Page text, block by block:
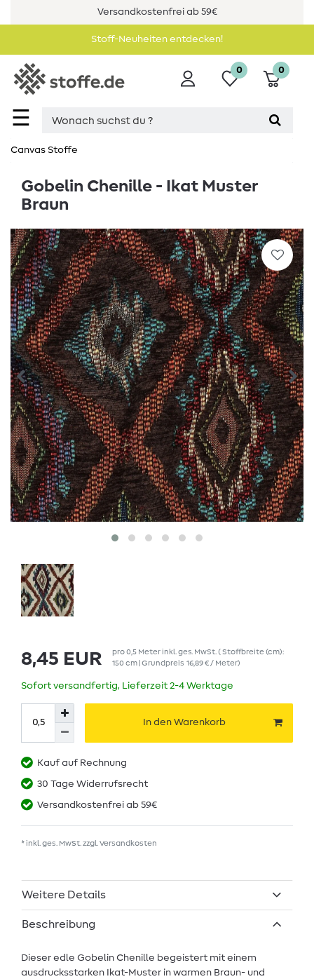
Versandkostenfrei ab 59€
Stoff-Neuheiten entdecken!
☰
0 0
Canvas Stoffe
Gobelin Chenille - Ikat Muster
Braun
8,45 EUR pro0,5 Meterinkl. ges. MwSt. ( Stoffbreite (cm):
150 cm | Grundpreis 16,89 € / Meter)
Sofort versandfertig, Lieferzeit 2-4 Werktage
In den Warenkorb
Kauf auf Rechnung
30 Tage Widerrufsrecht
Versandkostenfrei ab 59€
* inkl. ges. MwSt. zzgl. Versandkosten
Weitere Details
Beschreibung
Dieser edle Gobelin Chenille begeistert mit einem
ausdrucksstarken Ikat-Muster in warmen Braun- und